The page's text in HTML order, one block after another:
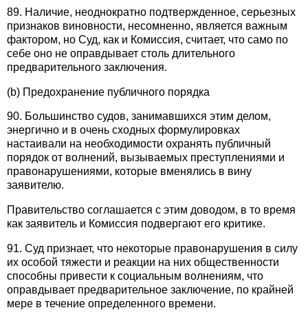
89. Наличие, неоднократно подтвержденное, серьезных
признаков виновности, несомненно, является важным
фактором, но Суд, как и Комиссия, считает, что само по
себе оно не оправдывает столь длительного
предварительного заключения.
(b) Предохранение публичного порядка
90. Большинство судов, занимавшихся этим делом,
энергично и в очень сходных формулировках
настаивали на необходимости охранять публичный
порядок от волнений, вызываемых преступлениями и
правонарушениями, которые вменялись в вину
заявителю.
Правительство соглашается с этим доводом, в то время
как заявитель и Комиссия подвергают его критике.
91. Суд признает, что некоторые правонарушения в силу
их особой тяжести и реакции на них общественности
способны привести к социальным волнениям, что
оправдывает предварительное заключение, по крайней
мере в течение определенного времени.